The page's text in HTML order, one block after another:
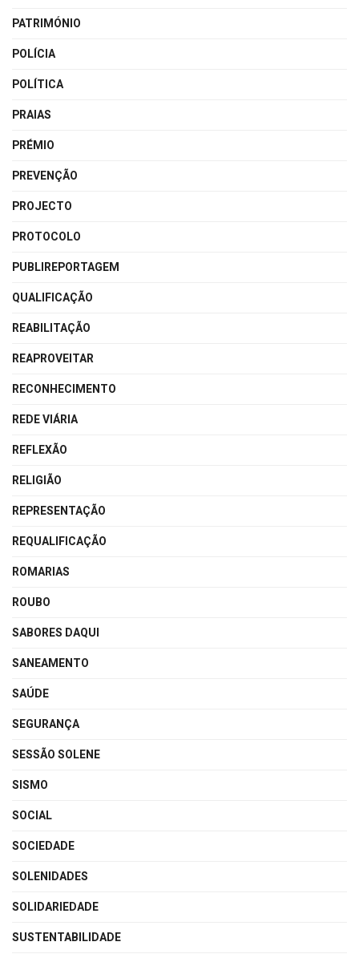
PATRIMÓNIO
POLÍCIA
POLÍTICA
PRAIAS
PRÉMIO
PREVENÇÃO
PROJECTO
PROTOCOLO
PUBLIREPORTAGEM
QUALIFICAÇÃO
REABILITAÇÃO
REAPROVEITAR
RECONHECIMENTO
REDE VIÁRIA
REFLEXÃO
RELIGIÃO
REPRESENTAÇÃO
REQUALIFICAÇÃO
ROMARIAS
ROUBO
SABORES DAQUI
SANEAMENTO
SAÚDE
SEGURANÇA
SESSÃO SOLENE
SISMO
SOCIAL
SOCIEDADE
SOLENIDADES
SOLIDARIEDADE
SUSTENTABILIDADE